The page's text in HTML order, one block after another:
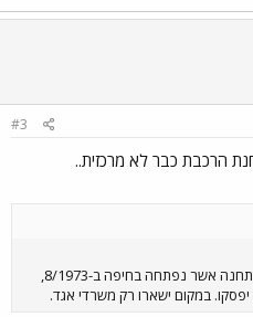
#3
סופית בתאריך 2.1.05 תסגר התחנה אשר נפתחה בחיפה ב-8/1973,
יפסקו. במקום ישארו רק משרדי אגד.